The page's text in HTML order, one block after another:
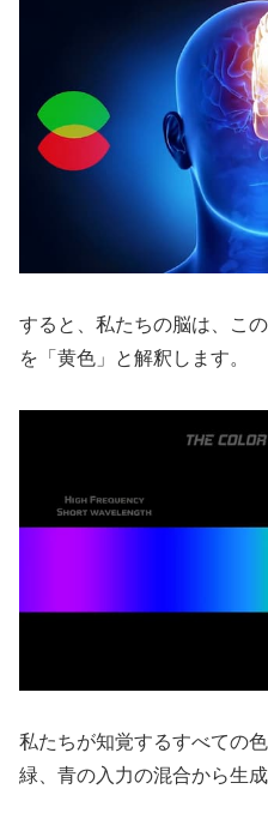
すると、私たちの脳は、こ
を「黄色」と解釈します。
私たちが知覚するすべての
緑、青の入力の混合から生成